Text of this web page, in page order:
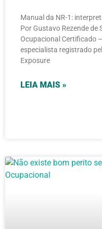
Manual da NR-1:
Por Gustavo Rezende de
Ocupacional Certificado
especialista registrado
Exposure
LEIA MAIS »